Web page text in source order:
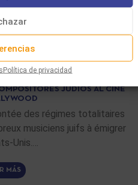
Política de privacidad
DE FONDO
2026
JUDÍOS AL CINE
des régimes totalitaires
musiciens juifs à émigrer
Unis.…
MÁS